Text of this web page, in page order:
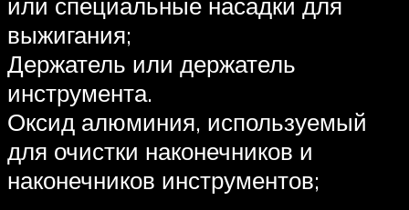
выжигания;
Держатель или держатель
инструмента.
Оксид алюминия, используемый
для очистки наконечников и
наконечников инструментов;